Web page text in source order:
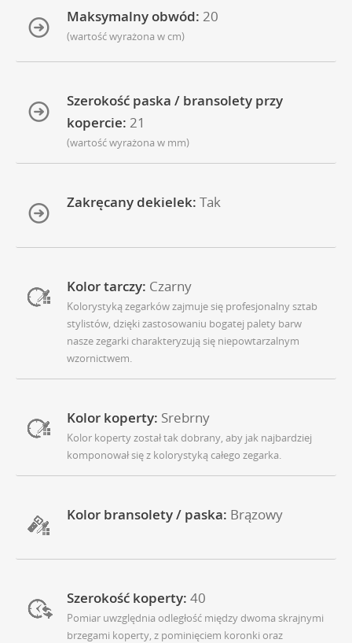
Maksymalny obwód: 20
(wartość wyrażona w cm)
Szerokość paska / bransolety przy
kopercie: 21
(wartość wyrażona w mm)
Zakręcany dekielek: Tak
Kolor tarczy: Czarny
Kolorystyką zegarków zajmuje się profesjonalny sztab
stylistów, dzięki zastosowaniu bogatej palety barw
nasze zegarki charakteryzują się niepowtarzalnym
wzornictwem.
Kolor koperty: Srebrny
Kolor koperty został tak dobrany, aby jak najbardziej
komponował się z kolorystyką całego zegarka.
Kolor bransolety / paska: Brązowy
Szerokość koperty: 40
Pomiar uwzględnia odległość między dwoma skrajnymi
brzegami koperty, z pominięciem koronki oraz